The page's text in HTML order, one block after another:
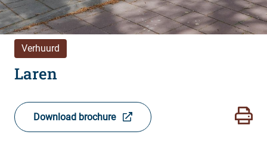
Verhuurd
Laren
Download brochure